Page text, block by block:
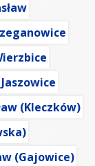
Jaszowice
(Kleczków)
(Gajowice)